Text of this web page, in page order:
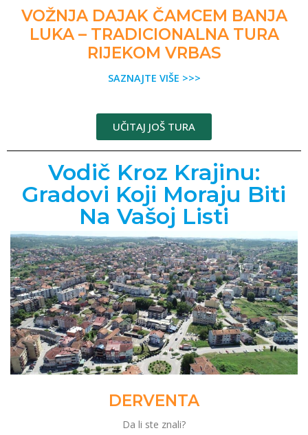
VOŽNJA DAJAK ČAMCEM BANJA
LUKA – TRADICIONALNA TURA
RIJEKOM VRBAS
SAZNAJTE VIŠE >>>
UČITAJ JOŠ TURA
Vodič Kroz Krajinu:
Gradovi Koji Moraju Biti
Na Vašoj Listi
DERVENTA
Da li ste znali?